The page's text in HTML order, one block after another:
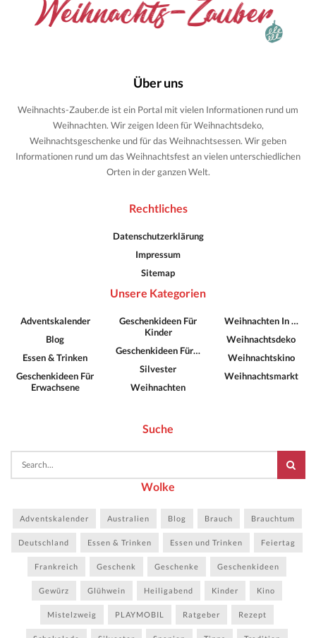
Über uns
Weihnachts-Zauber.de ist ein Portal mit vielen Informationen rund um
Weihnachten. Wir zeigen Ideen für Weihnachtsdeko,
Weihnachtsgeschenke und für das Weihnachtsessen. Wir geben
Informationen rund um das Weihnachtsfest an vielen unterschiedlichen
Orten in der ganzen Welt.
Rechtliches
Datenschutzerklärung
Impressum
Sitemap
Unsere Kategorien
Adventskalender
Blog
Essen & Trinken
Geschenkideen Für
Erwachsene
Geschenkideen Für
Kinder
Geschenkideen Für…
Silvester
Weihnachten
Weihnachten In …
Weihnachtsdeko
Weihnachtskino
Weihnachtsmarkt
Suche
Wolke
Adventskalender Australien Blog Brauch Brauchtum
Deutschland Essen & Trinken Essen und Trinken Feiertag
Frankreich Geschenk Geschenke Geschenkideen
Gewürz Glühwein Heiligabend Kinder Kino
Mistelzweig PLAYMOBIL Ratgeber Rezept